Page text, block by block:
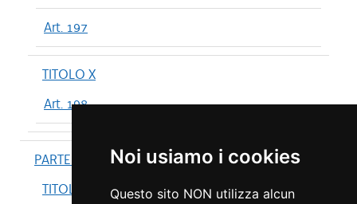
Noi usiamo i cookies
Questo sito NON utilizza alcun
Art. 197
TITOLO X
Art. 198
PARTE IV
TITOLO I